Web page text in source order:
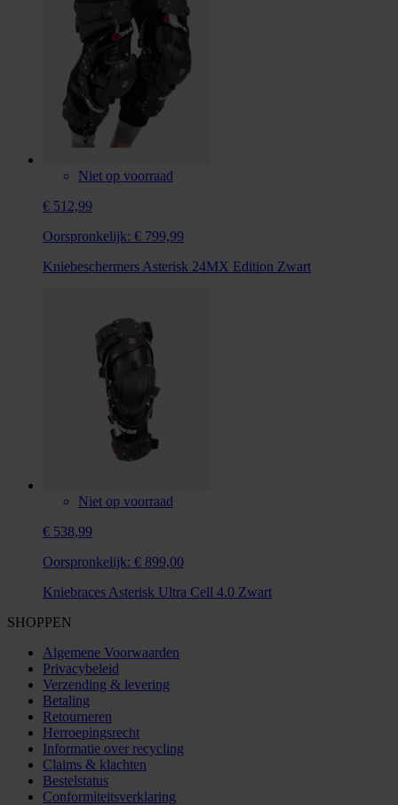
Niet op voorraad
€ 512,99
Oorspronkelijk: € 799,99
Kniebeschermers Asterisk 24MX Edition Zwart
Niet op voorraad
€ 538,99
Oorspronkelijk: € 899,00
Kniebraces Asterisk Ultra Cell 4.0 Zwart
SHOPPEN
Algemene Voorwaarden
Privacybeleid
Verzending & levering
Betaling
Retourneren
Herroepingsrecht
Informatie over recycling
Claims & klachten
Bestelstatus
Conformiteitsverklaring